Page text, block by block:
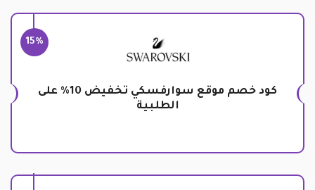
15%
كود خصم موقع سوارفسكي تخفيض 10% على
الطلبية